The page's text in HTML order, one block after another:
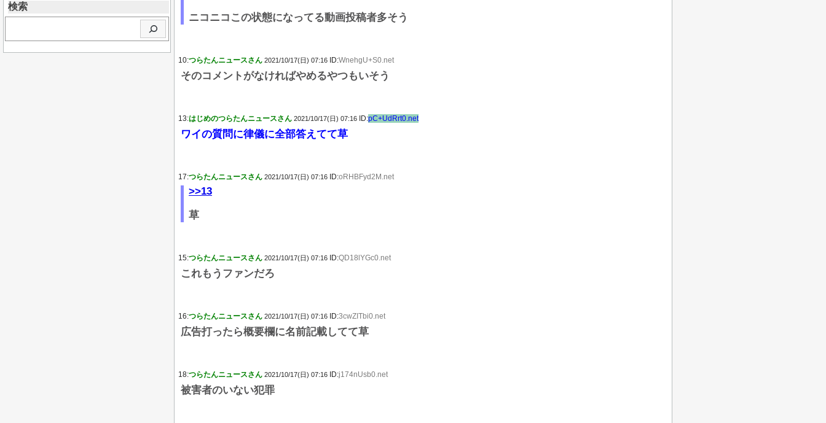
検索
ニコニコこの状態になってる動画投稿者多そう
10:つらたんニュースさん 2021/10/17(日) 07:16 ID:WnehgU+S0.net
そのコメントがなければやめるやつもいそう
13:はじめのつらたんニュースさん 2021/10/17(日) 07:16 ID:pC+UdRrt0.net
ワイの質問に律儀に全部答えてて草
17:つらたんニュースさん 2021/10/17(日) 07:16 ID:oRHBFyd2M.net
>>13
草
15:つらたんニュースさん 2021/10/17(日) 07:16 ID:QD18lYGc0.net
これもうファンだろ
16:つらたんニュースさん 2021/10/17(日) 07:16 ID:3cwZITbi0.net
広告打ったら概要欄に名前記載してて草
18:つらたんニュースさん 2021/10/17(日) 07:16 ID:j174nUsb0.net
被害者のいない犯罪